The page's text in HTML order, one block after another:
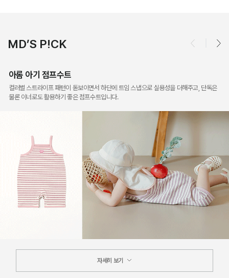
MD’S P!CK
아롬 아기 점프수트
컬러별 스트라이프 패턴이 돋보이면서 하단에 트임 스냅으로 실용성을 더해주고, 단독은
물론 이너로도 활용하기 좋은 점프수트입니다.
자세히 보기